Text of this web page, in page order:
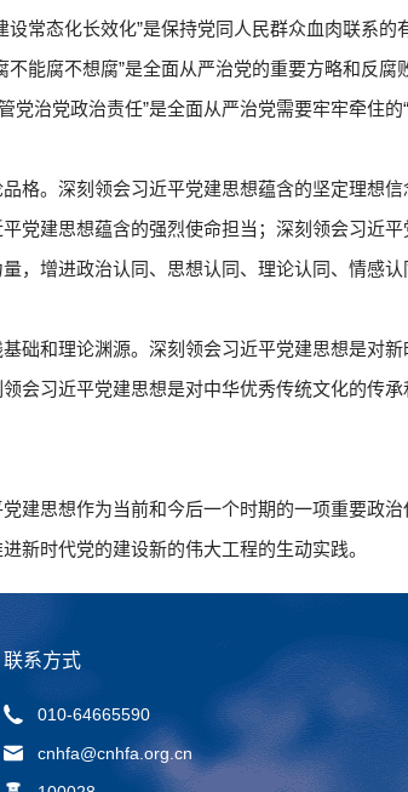
常态化长效化”是保持党同人民群众血肉联系
能腐不想腐”是全面从严治党的重要方略和反
治党政治责任”是全面从严治党需要牢牢牵住的“
格。深刻领会习近平党建思想蕴含的坚定理想
党建思想蕴含的强烈使命担当；深刻领会习近
，增进政治认同、思想认同、理论认同、情感认
础和理论渊源。深刻领会习近平党建思想是对
会习近平党建思想是对中华优秀传统文化的传
建思想作为当前和今后一个时期的一项重要政
新时代党的建设新的伟大工程的生动实践。
联系方式
010-64665590
cnhfa@cnhfa.org.cn